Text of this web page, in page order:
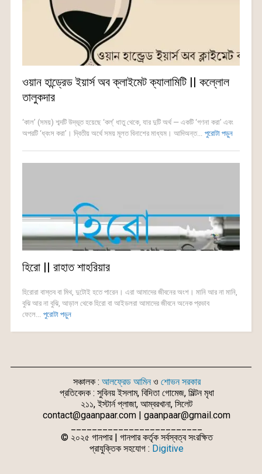
ওয়ান হান্ড্রেড ইয়ার্স অব ক্লাইমেট ক্যালামিটি || কল্লোল
তালুকদার
‘কাল’ (সময়) শব্দটি উদ্ভূত হয়েছে ‘কল্’ ধাতু থেকে, যার দুটি অর্থ — একটি ‘গণনা করা’ এবং
অপরটি ‘ধ্বংস করা’। দ্বিতীয় অর্থে সময় মূলত বিনাশের মাধ্যম। আদিঅন্ত... পুরোটা পড়ুন
হিরো || রাহাত শাহরিয়ার
হিরোরা বাস্তব বা মিথ, দুটোই হতে পারেন। এরা আমাদের জীবনের অংশ। মানি আর না মানি,
বুঝি আর না বুঝি, আড়াল থেকে হিরো বা আইডলরা আমাদের জীবনে অনেক প্রভাব
ফেলে... পুরোটা পড়ুন
সঞ্চালক : আলফ্রেড আমিনও শোভন সরকার
প্রতিবেদক : সুবিনয় ইসলাম, বিদিতা গোমেজ, মিল্টন মৃধা
২১১, ইস্টার্ন প্লাজা, আম্বরখানা, সিলেট
contact@gaanpaar.com | gaanpaar@gmail.com
© ২০২৫ গানপার | গানপার কর্তৃক সর্বস্বত্ব সংরক্ষিত
প্রাযুক্তিক সহযোগ : Digitive